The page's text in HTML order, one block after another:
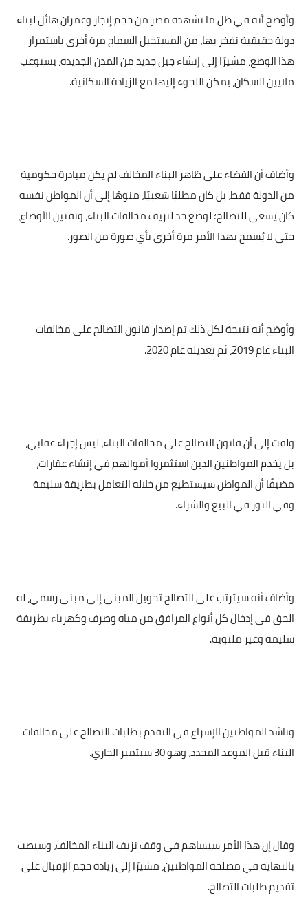
وأوضح أنه في ظل ما تشهده مصر من حجم إنجاز وعمران هائل لبناء
دولة حقيقية نفخر بها، من المستحيل السماح مرة أخرى باستمرار
هذا الوضع، مشيرًا إلى إنشاء جيل جديد من المدن الجديدة، يستوعب
ملايين السكان، يمكن اللجوء إليها مع الزيادة السكانية.
وأضاف أن القضاء على ظاهر البناء المخالف لم يكن مبادرة حكومية
من الدولة فقط، بل كان مطلبًا شعبيًا، منوهًا إلى أن المواطن نفسه
كان يسعى للتصالح؛ لوضع حد لنزيف مخالفات البناء، وتقنين الأوضاع،
حتى لا يُسمح بهذا الأمر مرة أخرى بأي صورة من الصور.
وأوضح أنه نتيجة لكل ذلك تم إصدار قانون التصالح على مخالفات
البناء عام 2019، ثم تعديله عام 2020.
ولفت إلى أن قانون التصالح على مخالفات البناء، ليس إجراء عقابي،
بل يخدم المواطنين الذين استثمروا أموالهم في إنشاء عقارات،
مضيفًا أن المواطن سيستطيع من خلاله التعامل بطريقة سليمة
وفي النور في البيع والشراء.
وأضاف أنه سيترتب على التصالح تحويل المبنى إلى مبنى رسمي، له
الحق في إدخال كل أنواع المرافق من مياه وصرف وكهرباء بطريقة
سليمة وغير ملتوية.
وناشد المواطنين الإسراع في التقدم بطلبات التصالح على مخالفات
البناء قبل الموعد المحدد، وهو 30 سبتمبر الجاري.
وقال إن هذا الأمر سيساهم في وقف نزيف البناء المخالف، وسيصب
بالنهاية في مصلحة المواطنين، مشيرًا إلى زيادة حجم الإقبال على
تقديم طلبات التصالح.